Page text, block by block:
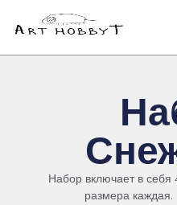
Набор включает в себя
размера каждая.